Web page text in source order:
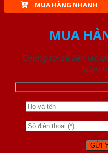
MUA HÀNG NHANH
MUA
Chúng tôi sẽ liên lạc
gian